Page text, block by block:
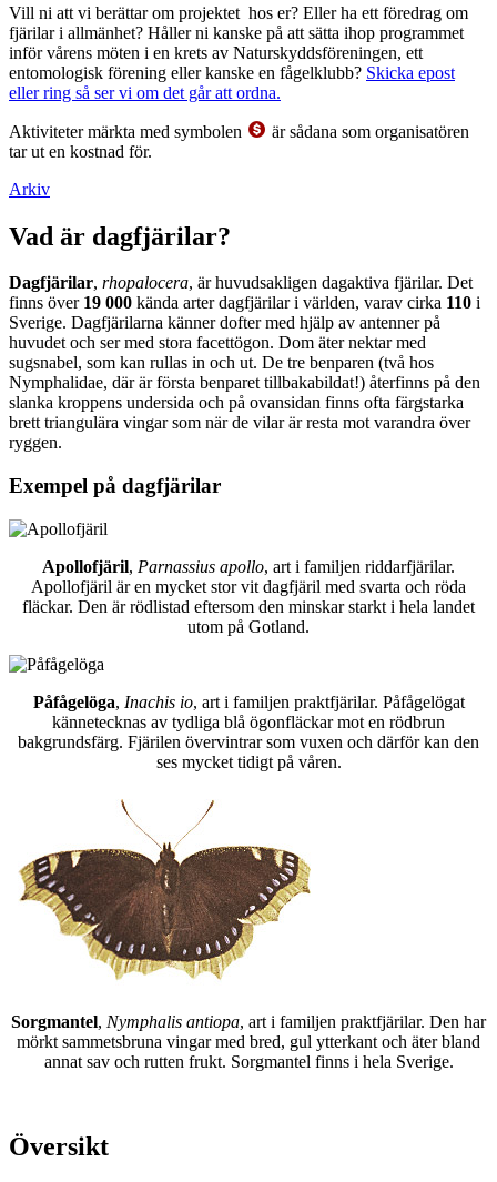
Vill ni att vi berättar om projektet hos er? Eller ha ett föredrag om
fjärilar i allmänhet? Håller ni kanske på att sätta ihop programmet
inför vårens möten i en krets av Naturskyddsföreningen, ett
entomologisk förening eller kanske en fågelklubb? Skicka epost
eller ring så ser vi om det går att ordna.
Aktiviteter märkta med symbolen
är sådana som organisatören
tar ut en kostnad för.
Arkiv
Vad är dagfjärilar?
Dagfjärilar, rhopalocera, är huvudsakligen dagaktiva fjärilar. Det
finns över 19 000 kända arter dagfjärilar i världen, varav cirka 110 i
Sverige. Dagfjärilarna känner dofter med hjälp av antenner på
huvudet och ser med stora facettögon. Dom äter nektar med
sugsnabel, som kan rullas in och ut. De tre benparen (två hos
Nymphalidae, där är första benparet tillbakabildat!) återfinns på den
slanka kroppens undersida och på ovansidan finns ofta färgstarka
brett triangulära vingar som när de vilar är resta mot varandra över
ryggen.
Exempel på dagfjärilar
Apollofjäril, Parnassius apollo, art i familjen riddarfjärilar.
Apollofjäril är en mycket stor vit dagfjäril med svarta och röda
fläckar. Den är rödlistad eftersom den minskar starkt i hela landet
utom på Gotland.
Påfågelöga, Inachis io, art i familjen praktfjärilar. Påfågelögat
kännetecknas av tydliga blå ögonfläckar mot en rödbrun
bakgrundsfärg. Fjärilen övervintrar som vuxen och därför kan den
ses mycket tidigt på våren.
Sorgmantel, Nymphalis antiopa, art i familjen praktfjärilar. Den har
mörkt sammetsbruna vingar med bred, gul ytterkant och äter bland
annat sav och rutten frukt. Sorgmantel finns i hela Sverige.
Översikt